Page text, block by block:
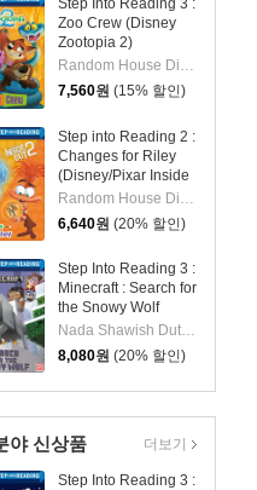
Step Into Reading 3 :
Zoo Crew (Disney
Zootopia 2)
Random House Disney/ Disney Storybook Art Team (ILT)
7,560원 (15% 할인)
Step into Reading 2 :
Changes for Riley
(Disney/Pixar Inside
Out 2)
6,640원 (20% 할인)
Step Into Reading 3 :
Minecraft : Search for
the Snowy Wolf
Nada Shawish Dutka/ Alan Batson (ILT)
8,080원 (20% 할인)
야 신상품
Step Into Reading 3 :
더보기